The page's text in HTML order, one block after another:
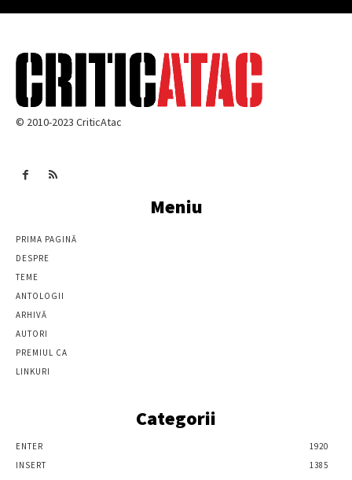
© 2010-2023 CriticAtac
Meniu
PRIMA PAGINĂ
DESPRE
TEME
ANTOLOGII
ARHIVĂ
AUTORI
PREMIUL CA
LINKURI
Categorii
ENTER
1920
INSERT
1385